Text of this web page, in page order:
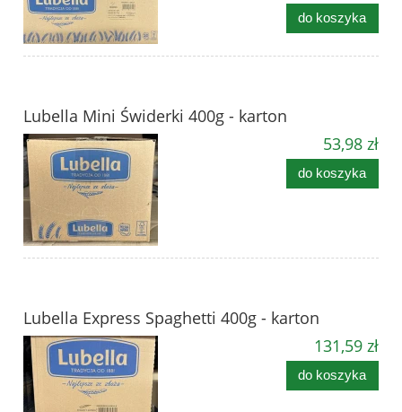
do koszyka
Lubella Mini Świderki 400g - karton
53,98 zł
do koszyka
Lubella Express Spaghetti 400g - karton
131,59 zł
do koszyka